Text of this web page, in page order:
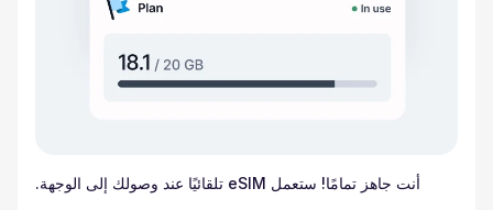
أنت جاهز تمامًا! ستعمل eSIM تلقائيًا عند وصولك إلى الوجهة.